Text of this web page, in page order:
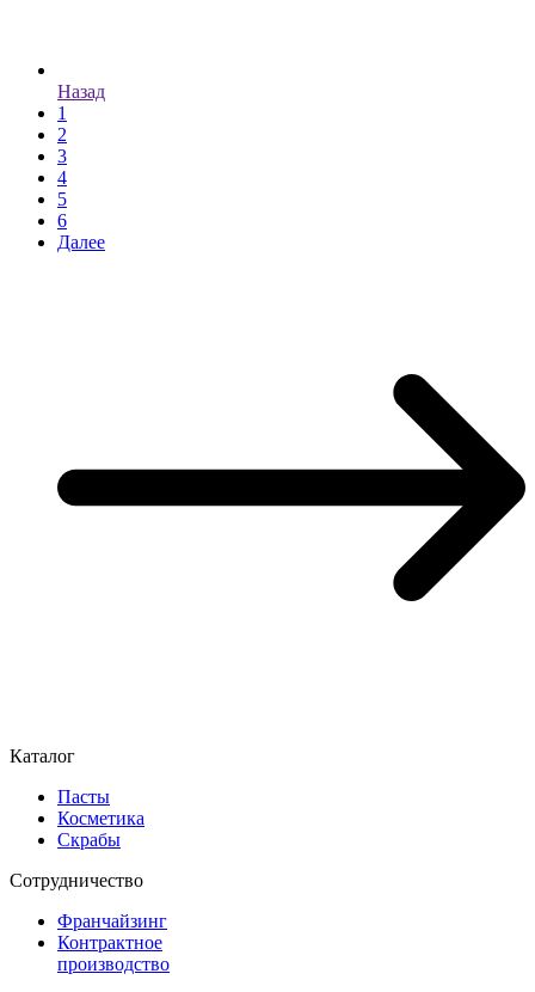
Назад
1
2
3
4
5
6
Далее
Каталог
Пасты
Косметика
Скрабы
Cотрудничество
Франчайзинг
Контрактное
производство